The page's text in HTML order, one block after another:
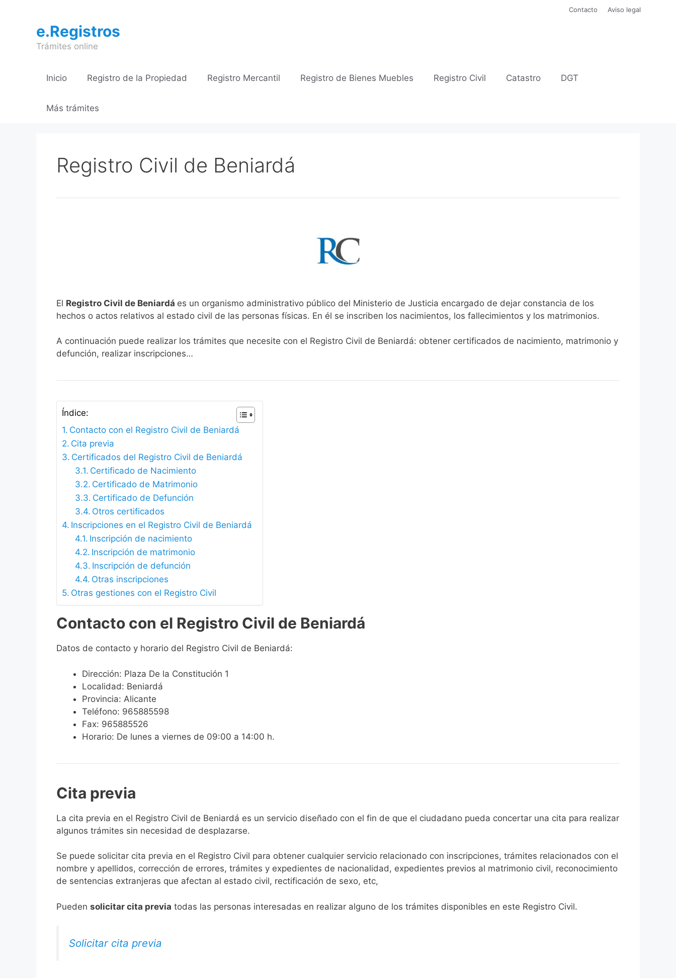
contenido
Contacto Aviso legal
e.Registros
Trámites online
Inicio Registro de la Propiedad Registro Mercantil Registro de Bienes Muebles Registro Civil Catastro DGT
Más trámites
Registro Civil de Beniardá
El Registro Civil de Beniardá es un organismo administrativo público del Ministerio de Justicia encargado de dejar constancia de los
hechos o actos relativos al estado civil de las personas físicas. En él se inscriben los nacimientos, los fallecimientos y los matrimonios.
A continuación puede realizar los trámites que necesite con el Registro Civil de Beniardá: obtener certificados de nacimiento, matrimonio y
defunción, realizar inscripciones…
Índice:
Contacto con el Registro Civil de Beniardá
Cita previa
Certificados del Registro Civil de Beniardá
Certificado de Nacimiento
Certificado de Matrimonio
Certificado de Defunción
Otros certificados
Inscripciones en el Registro Civil de Beniardá
Inscripción de nacimiento
Inscripción de matrimonio
Inscripción de defunción
Otras inscripciones
Otras gestiones con el Registro Civil
Contacto con el Registro Civil de Beniardá
Datos de contacto y horario del Registro Civil de Beniardá:
Dirección: Plaza De la Constitución 1
Localidad: Beniardá
Provincia: Alicante
Teléfono: 965885598
Fax: 965885526
Horario: De lunes a viernes de 09:00 a 14:00 h.
Cita previa
​​​​​​​​​​​​​​​​​​​​​​​​​​​​La cita previa en el Registro Civil de Beniardá es un servicio diseñado con el fin de que el ciudadano pueda concertar una cita para realizar
algunos trámites sin necesidad de desplazarse.​
Se puede solicitar cita previa en el Registro Civil para obtener cualquier servicio relacionado con inscripciones, trámites relacionados con el
nombre y apellidos, corrección de errores, trámites y expedientes de nacionalidad, expedientes previos al matrimonio civil, reconocimiento
de sentencias extranjeras que afectan al estado civil, rectificación de sexo, etc,
​Pueden solicitar cita previa todas las personas interesadas en realizar alguno de los trámites disponibles en este Registro Civil.​
Solicitar cita previa